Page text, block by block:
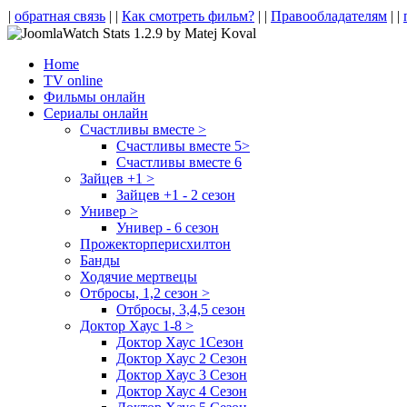
| обратная связь | | Как смотреть фильм? | | Правообладателям | |
Home
TV online
Фильмы онлайн
Сериалы онлайн
Счастливы вместе >
Счастливы вместе 5>
Счастливы вместе 6
Зайцев +1 >
Зайцев +1 - 2 сезон
Универ >
Универ - 6 сезон
Прожекторперисхилтон
Банды
Ходячие мертвецы
Отбросы, 1,2 сезон >
Отбросы, 3,4,5 сезон
Доктор Хаус 1-8 >
Доктор Хаус 1Сезон
Доктор Хаус 2 Сезон
Доктор Хаус 3 Сезон
Доктор Хаус 4 Сезон